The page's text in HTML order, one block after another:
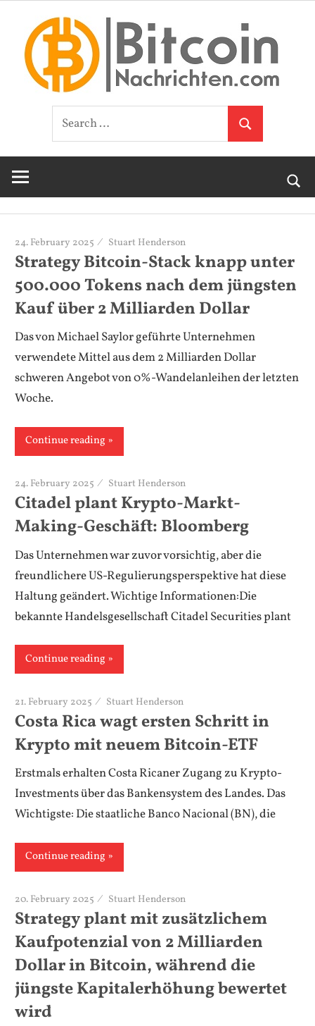
content
Blockchain-
Technologie
und
Krypto-
Search
Search
24. February 2025 Stuart Henderson
Strategy Bitcoin-Stack knapp unter
500.000 Tokens nach dem jüngsten
Kauf über 2 Milliarden Dollar
Das von Michael Saylor geführte Unternehmen
verwendete Mittel aus dem 2 Milliarden Dollar
schweren Angebot von 0%-Wandelanleihen der letzten
Woche.
Continue reading
24. February 2025 Stuart Henderson
Citadel plant Krypto-Markt-
Making-Geschäft: Bloomberg
Das Unternehmen war zuvor vorsichtig, aber die
freundlichere US-Regulierungsperspektive hat diese
Haltung geändert. Wichtige Informationen:Die
bekannte Handelsgesellschaft Citadel Securities plant
Continue reading
21. February 2025 Stuart Henderson
Costa Rica wagt ersten Schritt in
Krypto mit neuem Bitcoin-ETF
Erstmals erhalten Costa Ricaner Zugang zu Krypto-
Investments über das Bankensystem des Landes. Das
Wichtigste: Die staatliche Banco Nacional (BN), die
Continue reading
20. February 2025 Stuart Henderson
Strategy plant mit zusätzlichem
Kaufpotenzial von 2 Milliarden
Dollar in Bitcoin, während die
jüngste Kapitalerhöhung bewertet
wird